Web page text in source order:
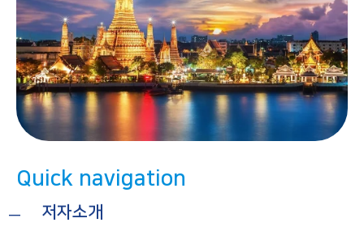
Quick navigation
저자소개